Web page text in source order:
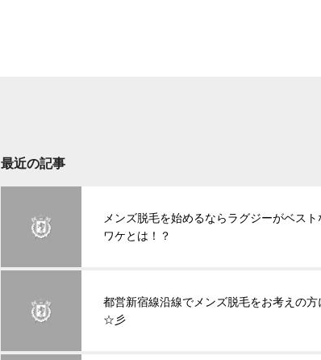
最近の記事
メンズ脱毛を始めるならラグジーがベスト
ワケとは！？
都営新宿線沿線でメンズ脱毛をお考えの方
☆彡